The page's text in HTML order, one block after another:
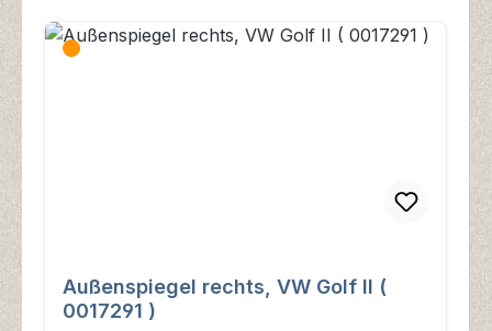
Außenspiegel rechts, VW Golf II (
0017291 )